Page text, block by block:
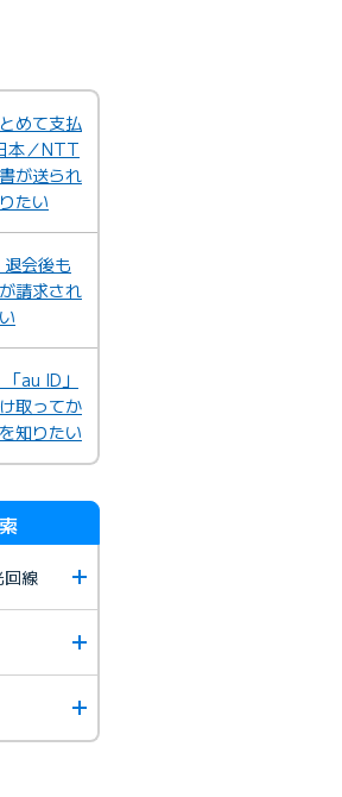
めて支払
／NTT
が送られ
たい
会後も
請求され
au ID」
取ってか
知りたい
線